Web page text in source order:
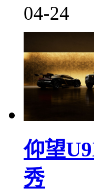
04-24
仰望
秀